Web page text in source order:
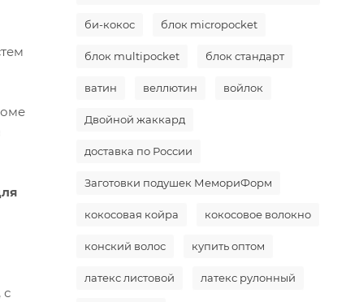
с
би-кокос блок micropocket
блок multipocket блок стандарт
ватин веллютин войлок
Двойной жаккард
доставка по России
Заготовки подушек МемориФорм
кокосовая койра кокосовое волокно
конский волос купить оптом
латекс листовой латекс рулонный